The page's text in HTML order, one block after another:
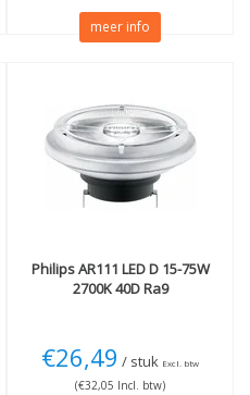
meer info
PhilipsAR111 LED D 15-75W
2700K 40D Ra9
€26,49 / stuk Excl. btw
(€32,05 Incl. btw)